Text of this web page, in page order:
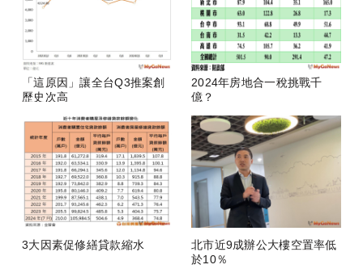
「這原因」讓全台Q3推案創
歷史次高
2024年房地合一稅挑戰千
億？
3大因素促修繕貸款縮水
北市近9成辦公大樓空置率低
於10％